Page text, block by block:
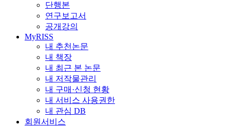
단행본
연구보고서
공개강의
MyRISS
내 추천논문
내 책장
내 최근 본 논문
내 저작물관리
내 구매·신청 현황
내 서비스 사용권한
내 관심 DB
회원서비스